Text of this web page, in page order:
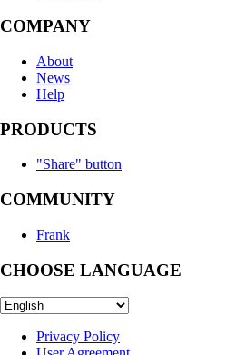
COMPANY
About
News
Help
PRODUCTS
"Share" button
COMMUNITY
Frank
CHOOSE LANGUAGE
Privacy Policy